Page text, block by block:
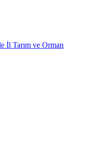
İl Tarım ve Orman